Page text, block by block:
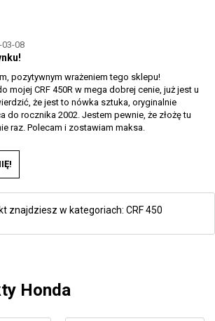
03-08
pozytywnym wrażeniem tego sklepu!
mojej CRF 450R w mega dobrej cenie, już jest u
że jest to nówka sztuka, oryginalnie
do rocznika 2002. Jestem pewnie, że złożę tu
raz. Polecam i zostawiam maksa.
znajdziesz w kategoriach: CRF 450
Honda